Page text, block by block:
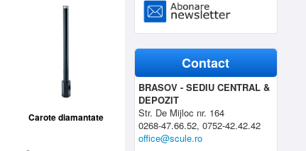
Carote diamantate
Contact
BRASOV - SEDIU CENTRAL &
DEPOZIT
Str. De Mijloc nr. 164
0268-47.66.52, 0752-42.42.42
office@scule.ro